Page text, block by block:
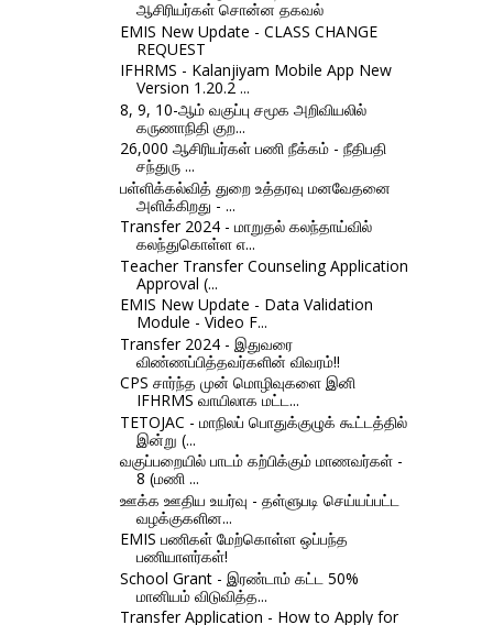
ஆசிரியர்கள் சொன்ன தகவல்
EMIS New Update - CLASS CHANGE
REQUEST
IFHRMS - Kalanjiyam Mobile App New
Version 1.20.2 ...
8, 9, 10-ஆம் வகுப்பு சமூக அறிவியலில்
கருணாநிதி குற...
26,000 ஆசிரியர்கள் பணி நீக்கம் - நீதிபதி
சந்துரு ...
பள்ளிக்கல்வித் துறை உத்தரவு மனவேதனை
அளிக்கிறது - ...
Transfer 2024 - மாறுதல் கலந்தாய்வில்
கலந்துகொள்ள எ...
Teacher Transfer Counseling Application
Approval (...
EMIS New Update - Data Validation
Module - Video F...
Transfer 2024 - இதுவரை
விண்ணப்பித்தவர்களின் விவரம்!!
CPS சார்ந்த முன் மொழிவுகளை இனி
IFHRMS வாயிலாக மட்ட...
TETOJAC - மாநிலப் பொதுக்குழுக் கூட்டத்தில்
இன்று (...
வகுப்பறையில் பாடம் கற்பிக்கும் மாணவர்கள் -
8 (மணி ...
ஊக்க ஊதிய உயர்வு - தள்ளுபடி செய்யப்பட்ட
வழக்குகளின...
EMIS பணிகள் மேற்கொள்ள ஒப்பந்த
பணியாளர்கள்!
School Grant - இரண்டாம் கட்ட 50%
மானியம் விடுவித்த...
Transfer Application - How to Apply for